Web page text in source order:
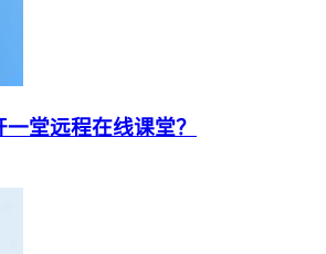
堂远程在线课堂？